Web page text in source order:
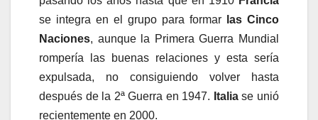
se integra en el grupo para formar
las Cinco
Naciones, aunque la Primera Guerra Mundial
rompería las buenas relaciones y esta sería
expulsada, no consiguiendo volver hasta
después de la 2ª Guerra en 1947. Italiase unió
recientemente en 2000.